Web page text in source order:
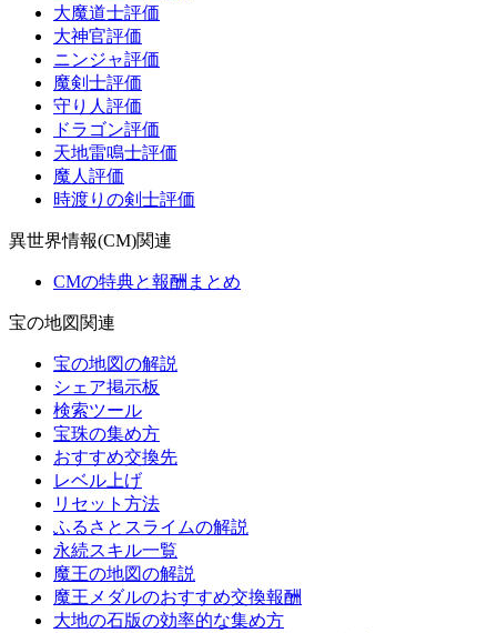
大魔道士評価
大神官評価
ニンジャ評価
魔剣士評価
守り人評価
ドラゴン評価
天地雷鳴士評価
魔人評価
時渡りの剣士評価
異世界情報(CM)関連
CMの特典と報酬まとめ
宝の地図関連
宝の地図の解説
シェア掲示板
検索ツール
宝珠の集め方
おすすめ交換先
レベル上げ
リセット方法
ふるさとスライムの解説
永続スキル一覧
魔王の地図の解説
魔王メダルのおすすめ交換報酬
大地の石版の効率的な集め方